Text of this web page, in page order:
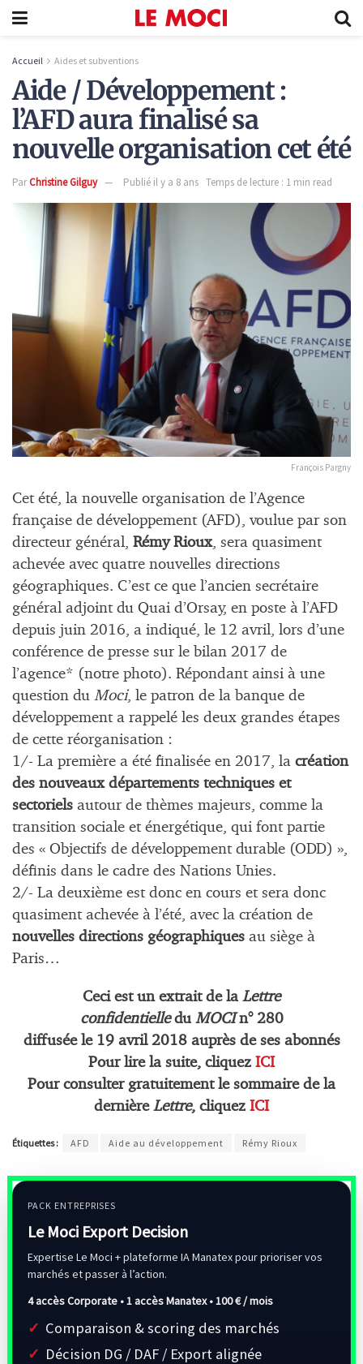
Accueil Aides et subventions
Aide / Développement :
l’AFD aura finalisé sa
nouvelle organisation cet été
ParChristine Gilguy Publié il y a 8 ans Temps de lecture : 1 min read
François Pargny
Cet été, la nouvelle organisation de l’Agence
française de développement (AFD), voulue par son
directeur général, Rémy Rioux, sera quasiment
achevée avec quatre nouvelles directions
géographiques. C’est ce que l’ancien secrétaire
général adjoint du Quai d’Orsay, en poste à l’AFD
depuis juin 2016, a indiqué, le 12 avril, lors d’une
conférence de presse sur le bilan 2017 de
l’agence* (notre photo). Répondant ainsi à une
question du Moci, le patron de la banque de
développement a rappelé les deux grandes étapes
de cette réorganisation :
1/- La première a été finalisée en 2017, la création
des nouveaux départements techniques et
sectoriels autour de thèmes majeurs, comme la
transition sociale et énergétique, qui font partie
des « Objectifs de développement durable (ODD) »,
définis dans le cadre des Nations Unies.
2/- La deuxième est donc en cours et sera donc
quasiment achevée à l’été, avec la création de
nouvelles directions géographiques au siège à
Paris…
Ceci est un extrait de la Lettre
confidentielledu MOCIn° 280
diffusée le 19 avril 2018 auprès de ses abonnés
Pour lire la suite, cliquez ICI
Pour consulter gratuitement le sommaire de la
dernière Lettre, cliquez ICI
Étiquettes : AFD Aide au développement Rémy Rioux
PACK ENTREPRISES
Le Moci Export Decision
Expertise Le Moci + plateforme IA Manatex pour prioriser vos
marchés et passer à l’action.
4 accès Corporate • 1 accès Manatex •100 € / mois
Comparaison & scoring des marchés
Décision DG / DAF / Export alignée